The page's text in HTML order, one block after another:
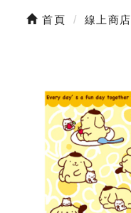
首頁 線上商店